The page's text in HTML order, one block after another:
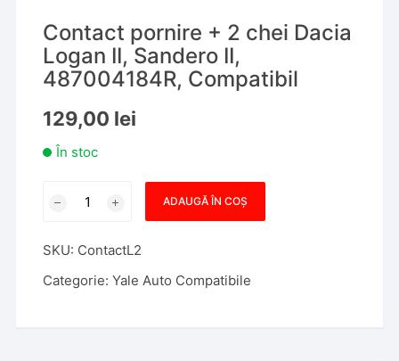
Contact pornire + 2 chei Dacia
Logan II, Sandero II,
487004184R, Compatibil
129,00 lei
În stoc
Contact
+
2
ADAUGĂ ÎN COȘ
SKU: ContactL2
Categorie:Yale Auto Compatibile